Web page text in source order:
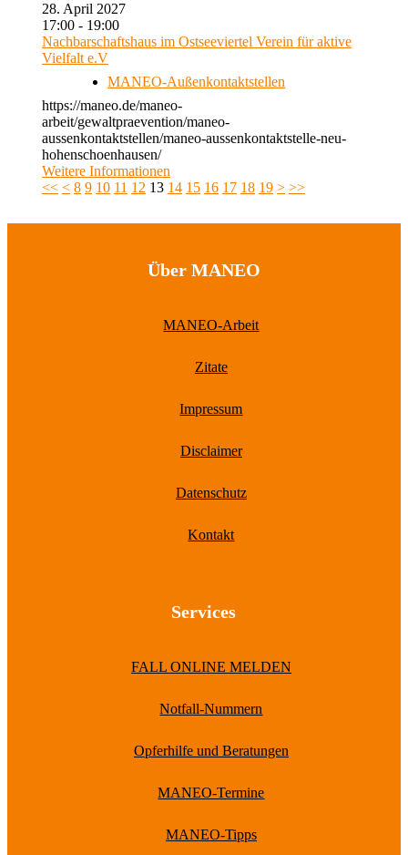
28. April 2027
17:00 - 19:00
Nachbarschaftshaus im Ostseeviertel Verein für aktive
Vielfalt e.V
MANEO-Außenkontaktstellen
https://maneo.de/maneo-
arbeit/gewaltpraevention/maneo-
aussenkontaktstellen/maneo-aussenkontaktstelle-neu-
hohenschoenhausen/
Weitere Informationen
<< < 8 9 10 11 12 13 14 15 16 17 18 19 > >>
Über MANEO
MANEO-Arbeit
Zitate
Impressum
Disclaimer
Datenschutz
Kontakt
Services
FALL ONLINE MELDEN
Notfall-Nummern
Opferhilfe und Beratungen
MANEO-Termine
MANEO-Tipps